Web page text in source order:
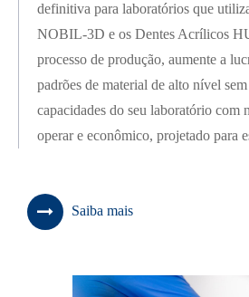
definitiva para laboratórios que
NOBIL-3D e os Dentes Acrílicos
processo de produção, aumente a
padrões de material de alto nível
capacidades do seu laboratório com
operar e econômico, projetado para
Saiba mais